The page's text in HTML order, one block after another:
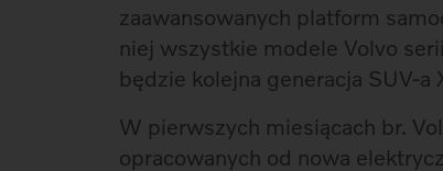
zaawansowanych platform
niej wszystkie modele Volvo
będzie kolejna generacja SUV-a
W pierwszych miesiącach br.
opracowanych od nowa